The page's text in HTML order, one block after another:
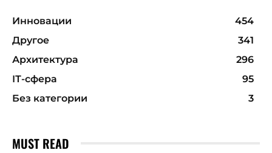
Инновации
454
Другое
341
Архитектура
296
ІТ-сфера
95
Без категории
3
MUST READ